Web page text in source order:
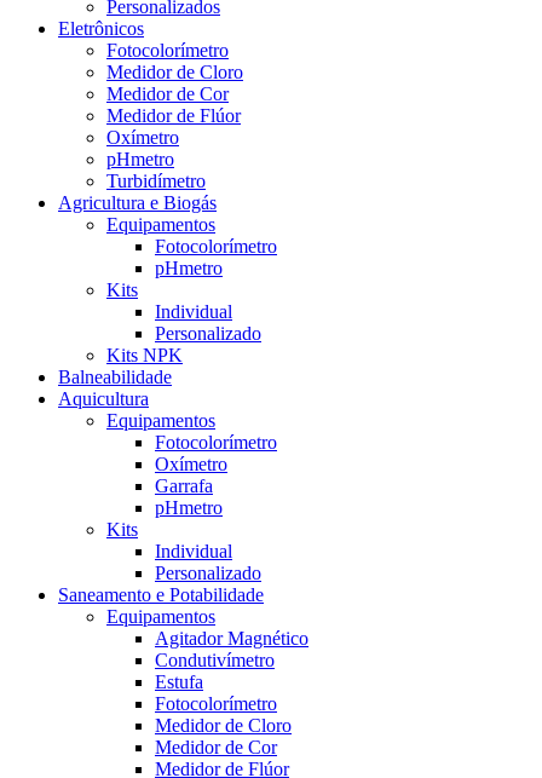
Personalizados
Eletrônicos
Fotocolorímetro
Medidor de Cloro
Medidor de Cor
Medidor de Flúor
Oxímetro
pHmetro
Turbidímetro
Agricultura e Biogás
Equipamentos
Fotocolorímetro
pHmetro
Kits
Individual
Personalizado
Kits NPK
Balneabilidade
Aquicultura
Equipamentos
Fotocolorímetro
Oxímetro
Garrafa
pHmetro
Kits
Individual
Personalizado
Saneamento e Potabilidade
Equipamentos
Agitador Magnético
Condutivímetro
Estufa
Fotocolorímetro
Medidor de Cloro
Medidor de Cor
Medidor de Flúor